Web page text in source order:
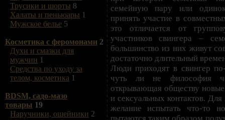
Трусики и шорты 8
Халаты и пеньюары 1
Мужское белье 5
Косметика с феромонами 2
Духи и смазки для
мужчин 1
Средства по уходу за
телом, косметика 1
BDSM, садо-мазо
товары 19
Наручники, ошейники 2
семейную пару или
принять участие в
это отличается от
участников свингера –
большинство из них живут
достаточно длительный
Люди приходят в свингер
чуть ли не философия
открывающая обществу
и сексуальных контактов. Для
желание испытать что-то